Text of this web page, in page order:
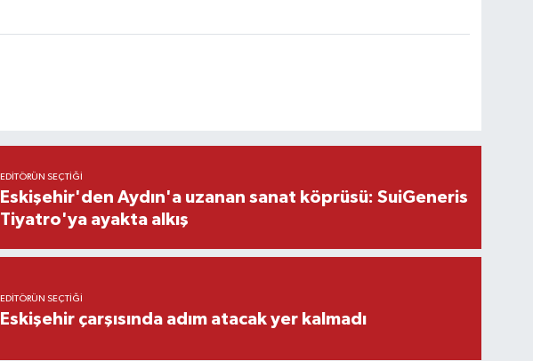
EDITÖRÜN SEÇTIĞI
Eskişehir'den Aydın'a uzanan sanat köprüsü: SuiGeneris
Tiyatro'ya ayakta alkış
EDITÖRÜN SEÇTIĞI
Eskişehir çarşısında adım atacak yer kalmadı